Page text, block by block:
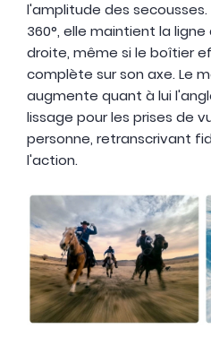
l'amplitude des secousses.
360°, elle maintient la
droite, même si le boîtier
complète sur son axe. Le
augmente quant à lui
lissage pour les prises de
personne, retranscrivant
l'action.